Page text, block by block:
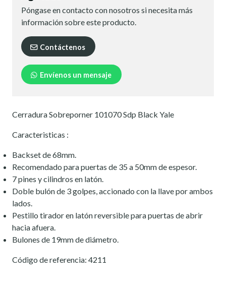
Póngase en contacto con nosotros si necesita más
información sobre este producto.
Contáctenos
Envíenos un mensaje
Cerradura Sobreporner 101070 Sdp Black Yale
Caracteristicas :
Backset de 68mm.
Recomendado para puertas de 35 a 50mm de espesor.
7 pines y cilindros en latón.
Doble bulón de 3 golpes, accionado con la llave por ambos
lados.
Pestillo tirador en latón reversible para puertas de abrir
hacia afuera.
Bulones de 19mm de diámetro.
Código de referencia: 4211